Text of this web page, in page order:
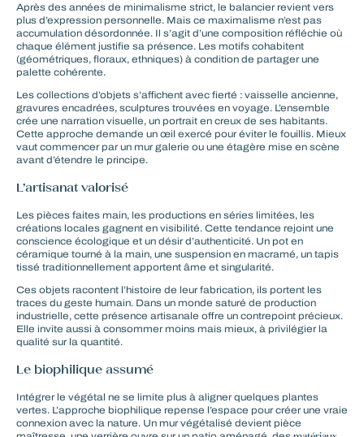
Après des années de minimalisme strict, le balancier revient vers
plus d’expression personnelle. Mais ce maximalisme n’est pas
accumulation désordonnée. Il s’agit d’une composition réfléchie où
chaque élément justifie sa présence. Les motifs cohabitent
(géométriques, floraux, ethniques) à condition de partager une
palette cohérente.
Les collections d’objets s’affichent avec fierté : vaisselle ancienne,
gravures encadrées, sculptures trouvées en voyage. L’ensemble
crée une narration visuelle, un portrait en creux de ses habitants.
Cette approche demande un œil exercé pour éviter le fouillis. Mieux
vaut commencer par un mur galerie ou une étagère mise en scène
avant d’étendre le principe.
L’artisanat valorisé
Les pièces faites main, les productions en séries limitées, les
créations locales gagnent en visibilité. Cette tendance rejoint une
conscience écologique et un désir d’authenticité. Un pot en
céramique tourné à la main, une suspension en macramé, un tapis
tissé traditionnellement apportent âme et singularité.
Ces objets racontent l’histoire de leur fabrication, ils portent les
traces du geste humain. Dans un monde saturé de production
industrielle, cette présence artisanale offre un contrepoint précieux.
Elle invite aussi à consommer moins mais mieux, à privilégier la
qualité sur la quantité.
Le biophilique assumé
Intégrer le végétal ne se limite plus à aligner quelques plantes
vertes. L’approche biophilique repense l’espace pour créer une vraie
connexion avec la nature. Un mur végétalisé devient pièce